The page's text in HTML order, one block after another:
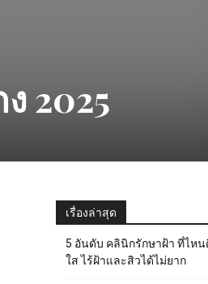
2025
เรื่องล่าสุด
5 อันดับ คลินิกรักษาฝ้า ที่ไห
ใส ไร้ฝ้าและสิวได้ไม่ยาก